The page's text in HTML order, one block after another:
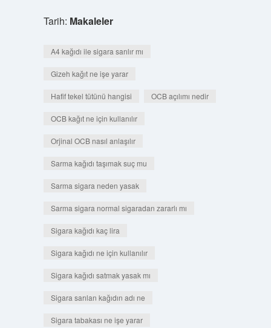
Tarih: Makaleler
A4 kağıdı ile sigara sarılır mı
Gizeh kağıt ne işe yarar
Hafif tekel tütünü hangisi OCB açılımı nedir
OCB kağıt ne için kullanılır
Orjinal OCB nasıl anlaşılır
Sarma kağıdı taşımak suç mu
Sarma sigara neden yasak
Sarma sigara normal sigaradan zararlı mı
Sigara kağıdı kaç lira
Sigara kağıdı ne için kullanılır
Sigara kağıdı satmak yasak mı
Sigara sarılan kağıdın adı ne
Sigara tabakası ne işe yarar